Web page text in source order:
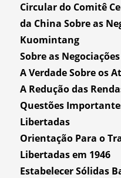
Circular do Comitê
da China Sobre as
Kuomintang
Sobre as
A Verdade Sobre os
A Redução das
Questões
Libertadas
Orientação Para o
Libertadas em 1946
Estabelecer Sólidas